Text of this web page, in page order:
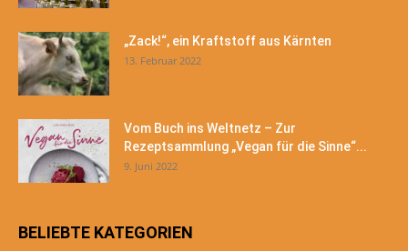
„Zack!“, ein Kraftstoff aus Kärnten
13. Februar 2022
Vom Buch ins Weltnetz – Zur
Rezeptsammlung „Vegan für die Sinne“...
9. Juni 2022
BELIEBTE KATEGORIEN